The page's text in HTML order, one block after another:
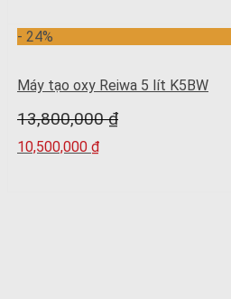
- 24%
Máy tạo oxy Reiwa 5 lít K5BW
13,800,000₫
10,500,000 ₫